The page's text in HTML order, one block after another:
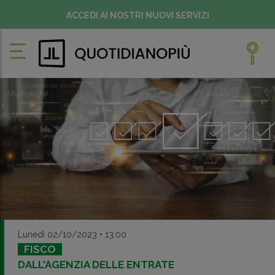
ACCEDI AI NOSTRI NUOVI SERVIZI
Lunedì 02/10/2023 • 13:00
FISCO
DALL'AGENZIA DELLE ENTRATE